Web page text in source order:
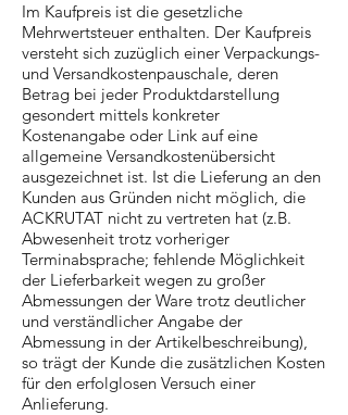
Im Kaufpreis ist die gesetzliche
Mehrwertsteuer enthalten. Der Kaufpreis
versteht sich zuzüglich einer Verpackungs-
und Versandkostenpauschale, deren
Betrag bei jeder Produktdarstellung
gesondert mittels konkreter
Kostenangabe oder Link auf eine
allgemeine Versandkostenübersicht
ausgezeichnet ist. Ist die Lieferung an den
Kunden aus Gründen nicht möglich, die
ACKRUTAT nicht zu vertreten hat (z.B.
Abwesenheit trotz vorheriger
Terminabsprache; fehlende Möglichkeit
der Lieferbarkeit wegen zu großer
Abmessungen der Ware trotz deutlicher
und verständlicher Angabe der
Abmessung in der Artikelbeschreibung),
so trägt der Kunde die zusätzlichen Kosten
für den erfolglosen Versuch einer
Anlieferung.